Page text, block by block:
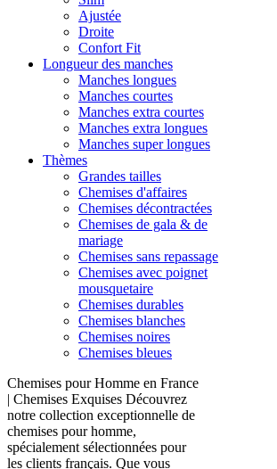
Ajustée
Droite
Confort Fit
Longueur des manches
Manches longues
Manches courtes
Manches extra courtes
Manches extra longues
Manches super longues
Thèmes
Grandes tailles
Chemises d'affaires
Chemises décontractées
Chemises de gala & de
mariage
Chemises sans repassage
Chemises avec poignet
mousquetaire
Chemises durables
Chemises blanches
Chemises noires
Chemises bleues
Chemises pour Homme en France
| Chemises Exquises Découvrez
notre collection exceptionnelle de
chemises pour homme,
spécialement sélectionnées pour
les clients français. Que vous